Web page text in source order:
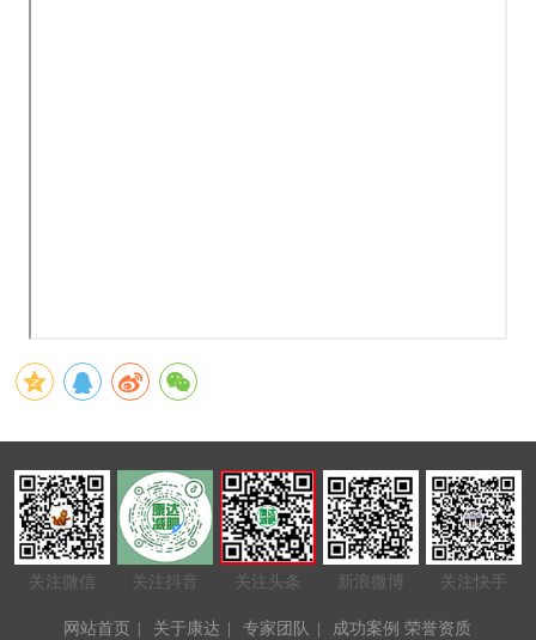
关注微信 关注抖音 关注头条 新浪微博 关注快手
网站首页 关于康达 专家团队 成功案例 荣誉资质